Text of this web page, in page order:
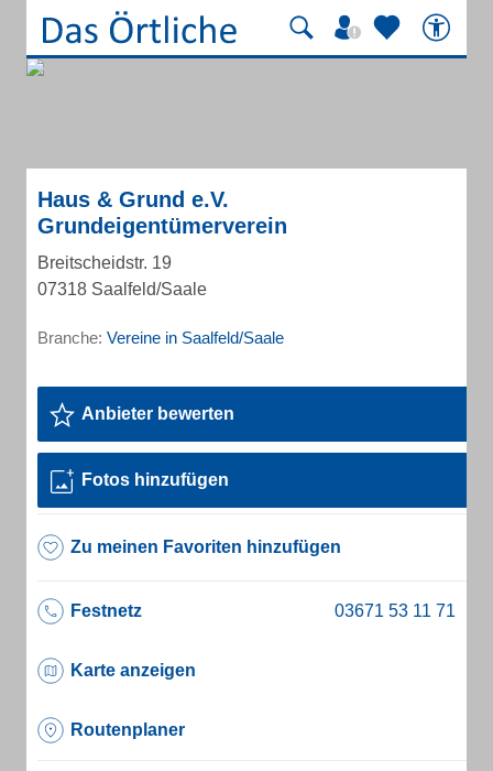
Haus & Grund e.V.
Grundeigentümerverein
Breitscheidstr. 19
07318 Saalfeld/Saale
Branche: Vereine in Saalfeld/Saale
Anbieter bewerten
Fotos hinzufügen
Zu meinen Favoriten hinzufügen
Festnetz
Karte anzeigen
Routenplaner